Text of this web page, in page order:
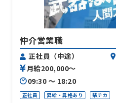
仲介営業職
正社員（中途）
月給200,000〜
09:30 〜 18:20
正社員 昇給・昇格あり 駅チカ